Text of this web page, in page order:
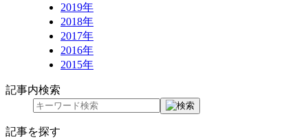
2019年
2018年
2017年
2016年
2015年
記事内検索
記事を探す